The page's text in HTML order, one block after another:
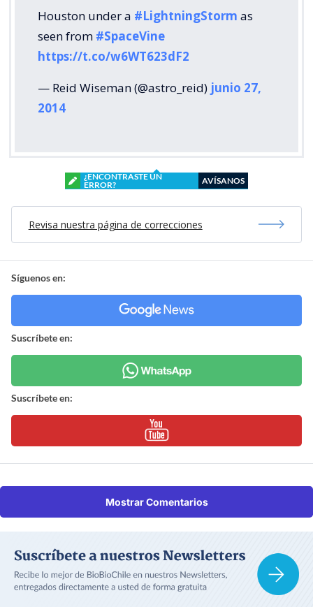
Houston under a #LightningStorm as
seen from #SpaceVine
https://t.co/w6WT623dF2
— Reid Wiseman (@astro_reid) junio 27,
2014
¿ENCONTRASTE UN
ERROR?
AVÍSANOS
Revisa nuestra página de correcciones
Síguenos en:
Suscríbete en:
Suscríbete en:
Mostrar Comentarios